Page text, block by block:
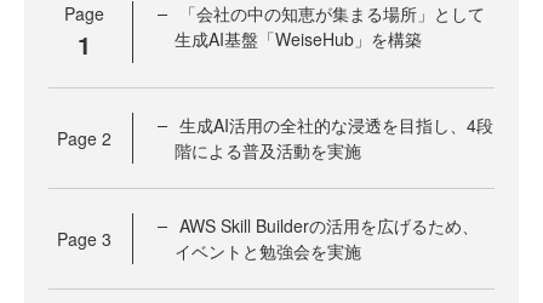
Page
1
「会社の中の知恵が集まる場所」として
生成AI基盤「WeiseHub」を構築
Page 2
生成AI活用の全社的な浸透を目指し、4段
階による普及活動を実施
Page 3
AWS Skill Builderの活用を広げるため、
イベントと勉強会を実施